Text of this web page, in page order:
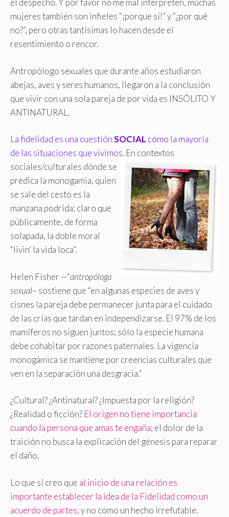
el despecho. Y por favor no me mal interpreten, muchas
mujeres también son infieles “¡porque sí!” y “¿por qué
no?”, pero otras tantísimas lo hacen desde el
resentimiento o rencor.
Antropólogo sexuales que durante años estudiaron
abejas, aves y seres humanos, llegaron a la conclusión
que vivir con una sola pareja de por vida es INSÓLITO Y
ANTINATURAL.
La fidelidad es una cuestiónSOCIAL cómo la mayoría
de las situaciones que vivimos. En contextos
sociales/culturales dónde se
predica la monogamia, quien
se sale del cesto es la
manzana podrida; claro que
públicamente, de forma
solapada, la doble moral
“livin’ la vida loca”.
Helen Fisher —“antropóloga
sexual– sostiene que “en algunas especies de aves y
cisnes la pareja debe permanecer junta para el cuidado
de las crías que tardan en independizarse. El 97% de los
mamíferos no siguen juntos; sólo la especie humana
debe cohabitar por razones paternales. La vigencia
monogámica se mantiene por creencias culturales que
ven en la separación una desgracia.”
¿Cultural? ¿Antinatural? ¿Impuesta por la religión?
¿Realidad o ficción? El origen no tiene importancia
cuando la persona que amas te engaña; el dolor de la
traición no busca la explicación del génesis para reparar
el daño.
Lo que sí creo que al inicio de una relación es
importante establecer la idea de la Fidelidad como un
acuerdo de partes, y no como un hecho irrefutable.